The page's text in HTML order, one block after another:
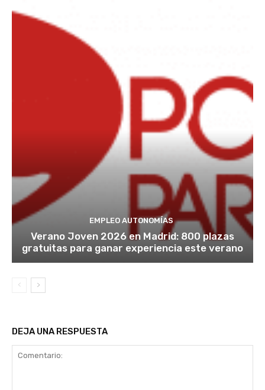
EMPLEO AUTONOMÍAS
Verano Joven 2026 en Madrid: 800 plazas
gratuitas para ganar experiencia este verano
DEJA UNA RESPUESTA